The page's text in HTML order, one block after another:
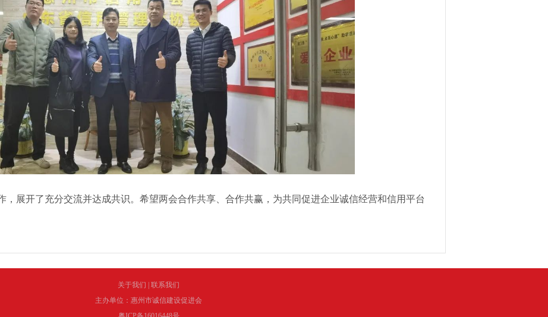
，展开了充分交流并达成共识。希望两会合作共享、合作共赢，为共同促进企业诚信经营和信用平台
关于我们
联系我们
主办单位：惠州市诚信建设促进会